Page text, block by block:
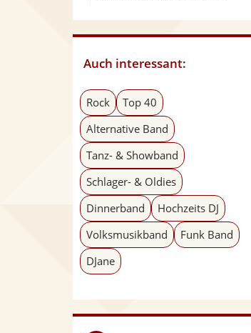
Auch interessant:
Rock
Top 40
Alternative Band
Tanz- & Showband
Schlager- & Oldies
Dinnerband
Hochzeits DJ
Volksmusikband
Funk Band
DJane